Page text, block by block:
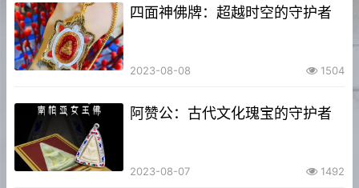
四面神佛牌：超越时空的守护者
2023-08-08 1504
阿赞公：古代文化瑰宝的守护者
2023-08-07 1492